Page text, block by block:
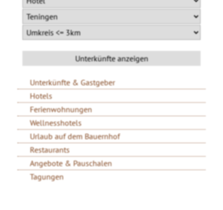
Unterkünfte & Gastgeber
Hotels
Ferienwohnungen
Wellnesshotels
Urlaub auf dem Bauernhof
Restaurants
Angebote & Pauschalen
Tagungen